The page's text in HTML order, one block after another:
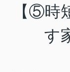
【⑤時
す